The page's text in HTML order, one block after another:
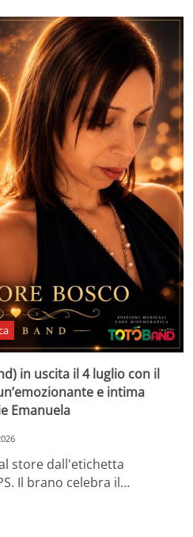
in uscita il 4 luglio con il
e intima
Emanuela
store dall'etichetta
Il brano celebra il…